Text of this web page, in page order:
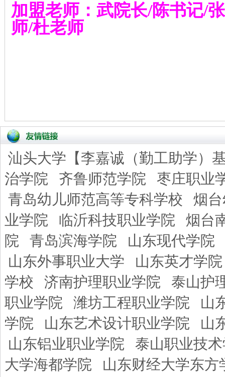
加盟老师：武院长/陈书记/
师/杜老师
汕头大学【李嘉诚（勤工助学）
治学院
齐鲁师范学院
枣庄职业
青岛幼儿师范高等专科学校
烟
业学院
临沂科技职业学院
烟台
院
青岛滨海学院
山东现代学院
山东外事职业大学
山东英才学院
学校
济南护理职业学院
泰山护
职业学院
潍坊工程职业学院
山
学院
山东艺术设计职业学院
山
山东铝业职业学院
泰山职业技
大学海都学院
山东财经大学东方